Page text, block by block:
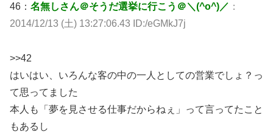
46： 名無しさん＠そうだ選挙に行こう＠＼(^o^)／ ：
2014/12/13 (土) 13:27:06.43 ID:/eGMkJ7j
>>42
はいはい、いろんな客の中の一人としての営業でしょ？っ
て思ってました
本人も「夢を見させる仕事だからねぇ」って言ってたこと
もあるし